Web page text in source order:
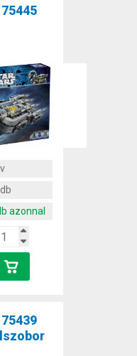
azonnal